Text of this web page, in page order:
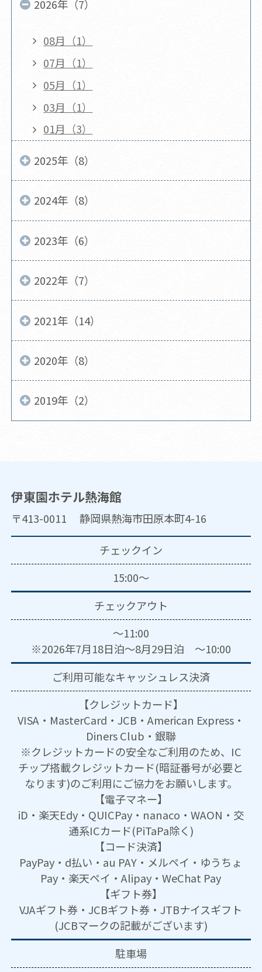
2026年（7）
08月（1）
07月（1）
05月（1）
03月（1）
01月（3）
2025年（8）
2024年（8）
2023年（6）
2022年（7）
2021年（14）
2020年（8）
2019年（2）
伊東園ホテル熱海館
〒413-0011 静岡県熱海市田原本町4-16
チェックイン
15:00～
チェックアウト
～11:00
※2026年7月18日泊～8月29日泊 ～10:00
ご利用可能なキャッシュレス決済
【クレジットカード】
VISA・MasterCard・JCB・American Express・
Diners Club・銀聯
※クレジットカードの安全なご利用のため、IC
チップ搭載クレジットカード(暗証番号が必要と
なります)のご利用にご協力をお願いします。
【電子マネー】
iD・楽天Edy・QUICPay・nanaco・WAON・交
通系ICカード(PiTaPa除く)
【コード決済】
PayPay・d払い・au PAY・メルペイ・ゆうちょ
Pay・楽天ペイ・Alipay・WeChat Pay
【ギフト券】
VJAギフト券・JCBギフト券・JTBナイスギフト
(JCBマークの記載がございます)
駐車場